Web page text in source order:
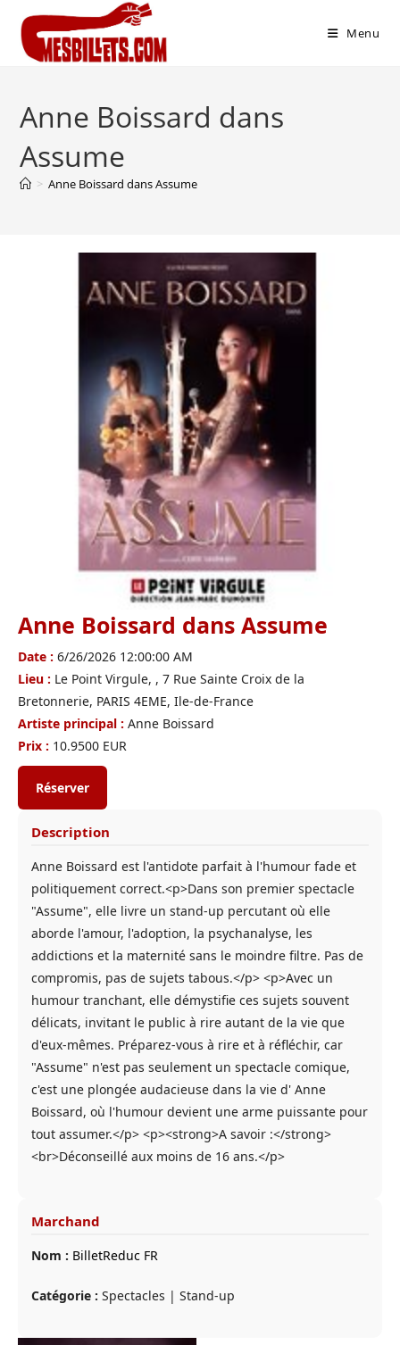
Menu
Anne Boissard dans
Assume
> Anne Boissard dans Assume
Anne Boissard dans Assume
Date : 6/26/2026 12:00:00 AM
Lieu : Le Point Virgule, , 7 Rue Sainte Croix de la
Bretonnerie, PARIS 4EME, Ile-de-France
Artiste principal : Anne Boissard
Prix : 10.9500 EUR
Réserver
Description
Anne Boissard est l'antidote parfait à l'humour fade et
politiquement correct.<p>Dans son premier spectacle
"Assume", elle livre un stand-up percutant où elle
aborde l'amour, l'adoption, la psychanalyse, les
addictions et la maternité sans le moindre filtre. Pas de
compromis, pas de sujets tabous.</p> <p>Avec un
humour tranchant, elle démystifie ces sujets souvent
délicats, invitant le public à rire autant de la vie que
d'eux-mêmes. Préparez-vous à rire et à réfléchir, car
"Assume" n'est pas seulement un spectacle comique,
c'est une plongée audacieuse dans la vie d' Anne
Boissard, où l'humour devient une arme puissante pour
tout assumer.</p> <p><strong>A savoir :</strong>
<br>Déconseillé aux moins de 16 ans.</p>
Marchand
Nom : BilletReduc FR
Catégorie : Spectacles | Stand-up